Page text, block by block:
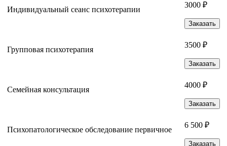
Индивидуальный сеанс психотерапии
3000 ₽
Заказать
Групповая психотерапия
3500 ₽
Заказать
Семейная консультация
4000 ₽
Заказать
Психопатологическое обследование первичное
6 500 ₽
Заказать